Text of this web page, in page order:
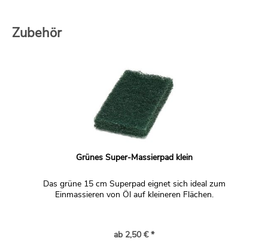
Zubehör
Grünes Super-Massierpad klein
Das grüne 15 cm Superpad eignet sich ideal zum
Einmassieren von Öl auf kleineren Flächen.
ab 2,50 € *